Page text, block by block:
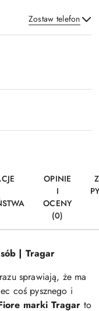
Zostaw telefon
OPINIE
I
OCENY
(0)
| Tragar
sprawiają, że ma
coś pysznego i
marki Tragar to